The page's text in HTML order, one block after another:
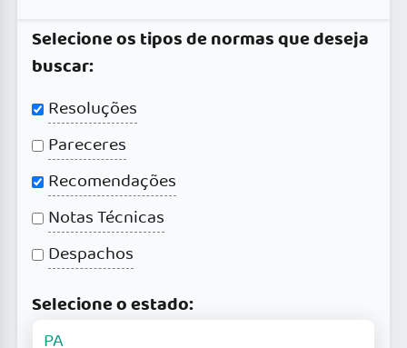
Selecione os tipos de normas que deseja
buscar:
Resoluções
Pareceres
Recomendações
Notas Técnicas
Despachos
Selecione o estado: